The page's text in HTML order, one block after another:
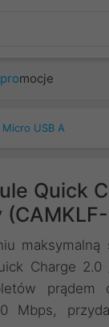
promocje
Micro USB A
Quick
maksymalną
Charge
prądem
Mbps,